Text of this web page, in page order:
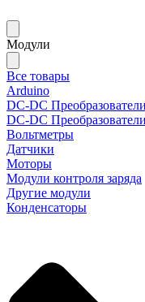
Модули
Все товары
Arduino
DC-DC
DC-DC
Вольтметры
Датчики
Моторы
Модули контроля заряда
Другие модули
Конденсаторы